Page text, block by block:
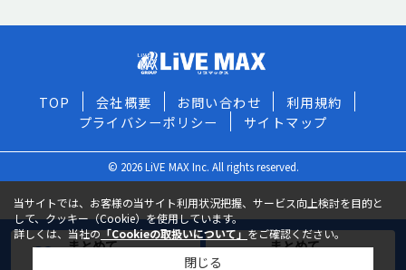
まとめて
まとめて
TOP 会社概要 お問い合わせ
利用規約
プライバシーポリシー
サイトマップ
© 2026 LiVE MAX Inc. All rights reserved.
当サイトでは、お客様の当サイト利用状況把握、サービス向上検討を目的と
して、クッキー（Cookie）を使用しています。
詳しくは、当社の「Cookieの取扱いについて」をご確認ください。
閉じる